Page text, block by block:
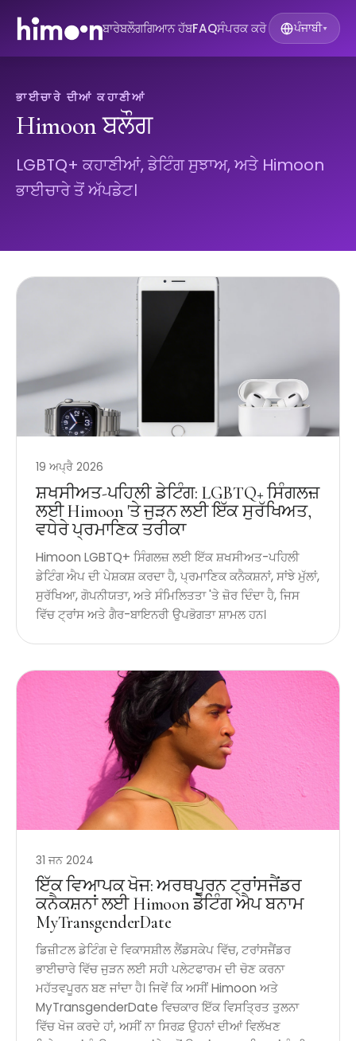
ਬਾਰੇਬਲੌਗਗਿਆਨ ਹੱਬFAQਸੰਪਰਕ ਕਰੋ ਪੰਜਾਬੀ▾
ਭਾਈਚਾਰੇ ਦੀਆਂ ਕਹਾਣੀਆਂ
Himoon ਬਲੌਗ
LGBTQ+ ਕਹਾਣੀਆਂ, ਡੇਟਿੰਗ ਸੁਝਾਅ, ਅਤੇ Himoon
ਭਾਈਚਾਰੇ ਤੋਂ ਅੱਪਡੇਟ।
19 ਅਪ੍ਰੈ 2026
ਸ਼ਖਸੀਅਤ-ਪਹਿਲੀ ਡੇਟਿੰਗ: LGBTQ+ ਸਿੰਗਲਜ਼
ਲਈ Himoon 'ਤੇ ਜੁੜਨ ਲਈ ਇੱਕ ਸੁਰੱਖਿਅਤ,
ਵਧੇਰੇ ਪ੍ਰਮਾਣਿਕ ​​ਤਰੀਕਾ
Himoon LGBTQ+ ਸਿੰਗਲਜ਼ ਲਈ ਇੱਕ ਸ਼ਖਸੀਅਤ-ਪਹਿਲੀ
ਡੇਟਿੰਗ ਐਪ ਦੀ ਪੇਸ਼ਕਸ਼ ਕਰਦਾ ਹੈ, ਪ੍ਰਮਾਣਿਕ ​​ਕਨੈਕਸ਼ਨਾਂ, ਸਾਂਝੇ ਮੁੱਲਾਂ,
ਸੁਰੱਖਿਆ, ਗੋਪਨੀਯਤਾ, ਅਤੇ ਸੰਮਿਲਿਤਤਾ 'ਤੇ ਜ਼ੋਰ ਦਿੰਦਾ ਹੈ, ਜਿਸ
ਵਿੱਚ ਟ੍ਰਾਂਸ ਅਤੇ ਗੈਰ-ਬਾਇਨਰੀ ਉਪਭੋਗਤਾ ਸ਼ਾਮਲ ਹਨ।
31 ਜਨ 2024
ਇੱਕ ਵਿਆਪਕ ਖੋਜ: ਅਰਥਪੂਰਨ ਟ੍ਰਾਂਸਜੈਂਡਰ
ਕਨੈਕਸ਼ਨਾਂ ਲਈ Himoon ਡੇਟਿੰਗ ਐਪ ਬਨਾਮ
MyTransgenderDate
ਡਿਜ਼ੀਟਲ ਡੇਟਿੰਗ ਦੇ ਵਿਕਾਸਸ਼ੀਲ ਲੈਂਡਸਕੇਪ ਵਿੱਚ, ਟਰਾਂਸਜੈਂਡਰ
ਭਾਈਚਾਰੇ ਵਿੱਚ ਜੁੜਨ ਲਈ ਸਹੀ ਪਲੇਟਫਾਰਮ ਦੀ ਚੋਣ ਕਰਨਾ
ਮਹੱਤਵਪੂਰਨ ਬਣ ਜਾਂਦਾ ਹੈ। ਜਿਵੇਂ ਕਿ ਅਸੀਂ Himoon ਅਤੇ
MyTransgenderDate ਵਿਚਕਾਰ ਇੱਕ ਵਿਸਤ੍ਰਿਤ ਤੁਲਨਾ
ਵਿੱਚ ਖੋਜ ਕਰਦੇ ਹਾਂ, ਅਸੀਂ ਨਾ ਸਿਰਫ਼ ਉਹਨਾਂ ਦੀਆਂ ਵਿਲੱਖਣ